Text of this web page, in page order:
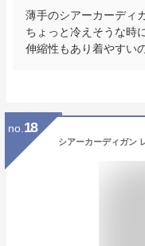
薄手のシアーカーディ
ちょっと冷えそうな時
伸縮性もあり着やすい
no. 18